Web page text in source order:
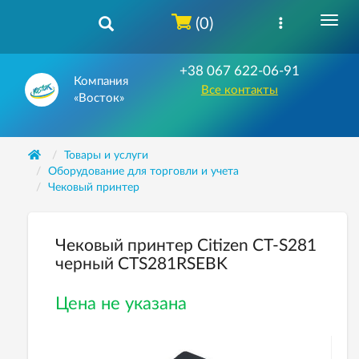
Компания
«Восток»
+38 067 622-06-91
Все контакты
(0)
Товары и услуги
Оборудование для торговли и учета
Чековый принтер
Чековый принтер Citizen CT-S281
черный CTS281RSEBK
Цена не указана